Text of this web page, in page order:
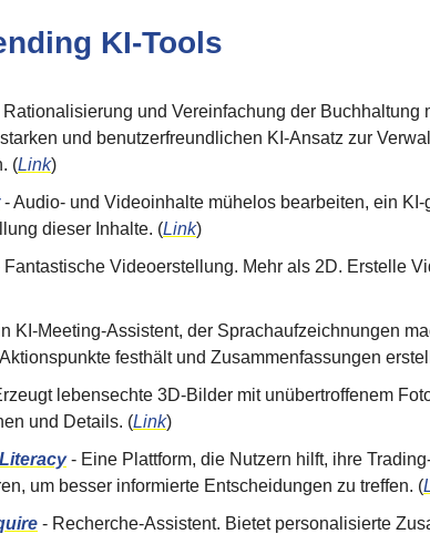
KI-Tools
Rationalisierung und Vereinfachung der Buchhaltung
und benutzerfreundlichen KI-Ansatz zur
(Link)
- Audio- und Videoinhalte mühelos bearbeiten, ein KI-
dieser Inhalte. (Link)
Fantastische Videoerstellung. Mehr als 2D. Erstelle
KI-Meeting-Assistent, der Sprachaufzeichnungen
festhält und Zusammenfassungen
lebensechte 3D-Bilder mit unübertroffenem
und Details. (Link)
- Eine Plattform, die Nutzern hilft, ihre
um besser informierte Entscheidungen zu treffen. (
- Recherche-Assistent. Bietet personalisierte